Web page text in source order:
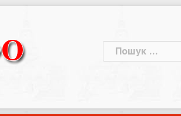
Пошук: